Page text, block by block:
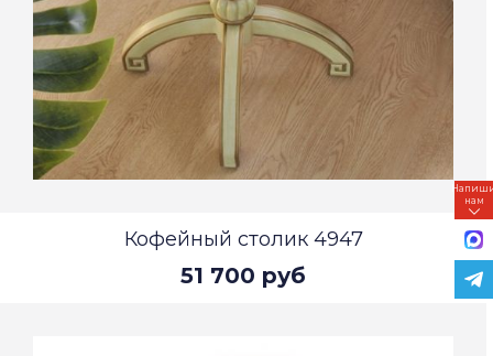
Кофейный столик 4947
51 700 руб
нам